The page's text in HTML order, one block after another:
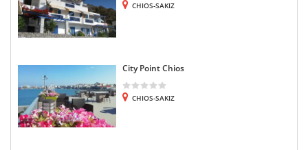
CHIOS-SAKIZ
City Point Chios
CHIOS-SAKIZ